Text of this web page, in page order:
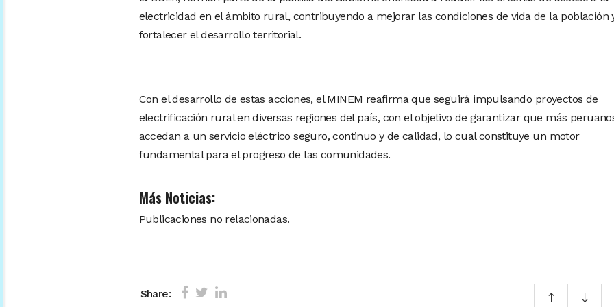
electricidad en el ámbito rural, contribuyendo a mejorar las condiciones de vida de la población
fortalecer el desarrollo territorial.
Con el desarrollo de estas acciones, el MINEM reafirma que seguirá impulsando proyectos de
electrificación rural en diversas regiones del país, con el objetivo de garantizar que más
accedan a un servicio eléctrico seguro, continuo y de calidad, lo cual constituye un motor
fundamental para el progreso de las comunidades.
Más Noticias:
Publicaciones no relacionadas.
Share: